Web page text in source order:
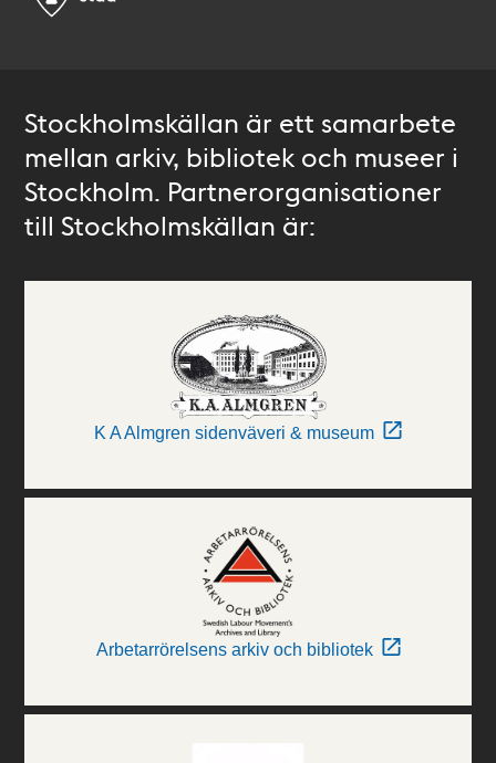
Stockholmskällan är ett samarbete
mellan arkiv, bibliotek och museer i
Stockholm. Partnerorganisationer
till Stockholmskällan är:
K A Almgren sidenväveri & museum
Arbetarrörelsens arkiv och bibliotek